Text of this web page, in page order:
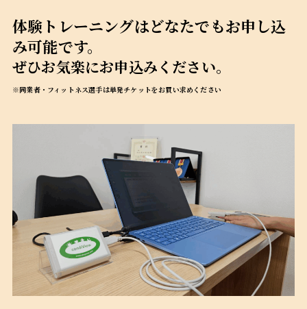
体験トレーニングはどなたでもお申し込
み可能です。
ぜひお気楽にお申込みください。
※同業者・フィットネス選手は単発チケットをお買い求めください